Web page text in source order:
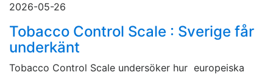
2026-05-26
Tobacco Control Scale : Sverige får
underkänt
Tobacco Control Scale undersöker hur europeiska